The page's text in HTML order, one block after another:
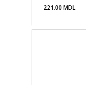
221.00 MDL